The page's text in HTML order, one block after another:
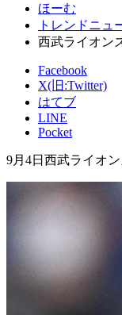
ほーむ
トレンドニュ
西武ライオン
Facebook
X(旧:Twitter)
はてブ
LINE
Pocket
9月4日西武ライオ